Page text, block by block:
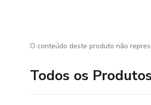
O conteúdo deste produto não
Todos os